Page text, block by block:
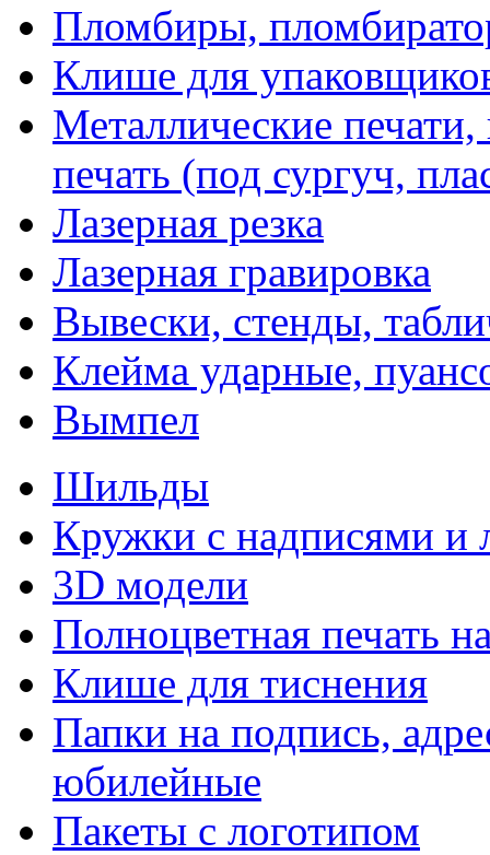
Пломбиры,
Клише для
Металлические
печать (под сургуч,
Лазерная резка
Лазерная гравировка
Вывески, стенды,
Клейма ударные,
Вымпел
Шильды
Кружки с надписями и
3D модели
Полноцветная печать
Клише для тиснения
Папки на подпись,
юбилейные
Пакеты с логотипом